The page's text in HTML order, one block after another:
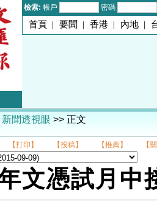
檢索: 帳戶 密碼
首頁 | 要聞 | 香港 | 內地 |
新聞透視眼 >> 正文
【打印】 【投稿】 【推薦】 【
文憑試月中